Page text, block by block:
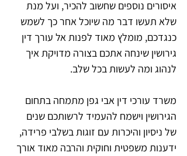
איסורים נוספים שחשוב להכיר, ועל מנת
שלא תעשו דבר מה שיוכל אחר כך לשמש
כנגדכם, מומלץ מאוד לפנות אל עורך דין
גירושין שינחה אתכם בצורה מדויקת איך
לנהוג ומה לעשות בכל שלב.
משרד עורכי דין אבי גפן מתמחה בתחום
הגירושין וישמח להעמיד לרשותכם שנים
של ניסיון והיכרות עם זוגות בשלבי פרידה,
ידענות משפטית וחוקית והרבה מאוד אורך